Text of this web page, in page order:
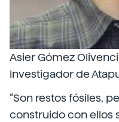
Asier Gómez
Investigador de
“Son restos fósiles,
construido con ellos